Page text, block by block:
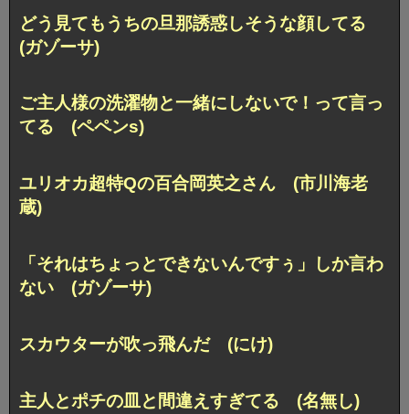
どう見てもうちの旦那誘惑しそうな顔してる
(ガゾーサ)
ご主人様の洗濯物と一緒にしないで！って言っ
てる (ペペンs)
ユリオカ超特Qの百合岡英之さん (市川海老
蔵)
「それはちょっとできないんですぅ」しか言わ
ない (ガゾーサ)
スカウターが吹っ飛んだ (にけ)
主人とポチの皿と間違えすぎてる (名無し)